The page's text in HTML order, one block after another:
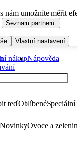
nám umožníte měřit
Seznam partnerů.
Vlastní nastavení
nákupNápověda
teďOblíbené
NovinkyOvoce a